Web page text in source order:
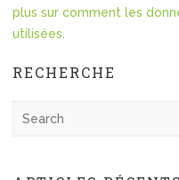
plus sur comment les
utilisées.
RECHERCHE
r